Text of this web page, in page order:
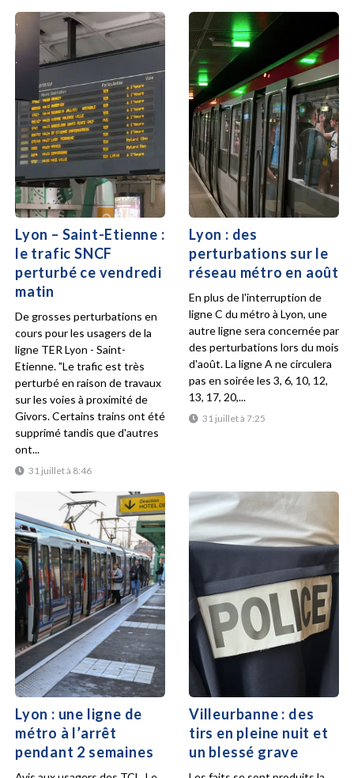
Lyon – Saint-Etienne :
le trafic SNCF
perturbé ce vendredi
matin
31 juillet à 8:46
De grosses perturbations en
cours pour les usagers de la
ligne TER Lyon - Saint-
Etienne. "Le trafic est très
perturbé en raison de travaux
sur les voies à proximité de
Givors. Certains trains ont été
supprimé tandis que d'autres
ont...
Lyon : des
perturbations sur le
réseau métro en août
31 juillet à 7:25
En plus de l'interruption de
ligne C du métro à Lyon, une
autre ligne sera concernée par
des perturbations lors du mois
d'août. La ligne A ne circulera
pas en soirée les 3, 6, 10, 12,
13, 17, 20,...
Lyon : une ligne de
métro à l’arrêt
pendant 2 semaines
Villeurbanne : des
tirs en pleine nuit et
un blessé grave